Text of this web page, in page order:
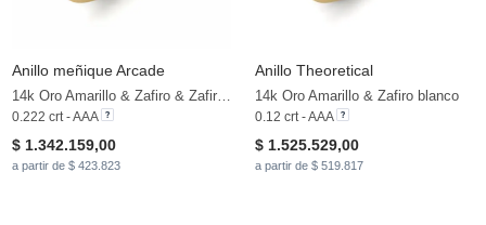
Anillo meñique Arcade
14k Oro Amarillo & Zafiro & Zafiro blanco
0.222 crt - AAA
$ 1.342.159,00
a partir de $ 423.823
Anillo Theoretical
14k Oro Amarillo & Zafiro blanco
0.12 crt - AAA
$ 1.525.529,00
a partir de $ 519.817